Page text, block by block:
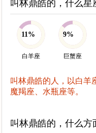
叫林鼎皓的，什么星
11%
白羊座
9%
巨蟹座
叫林鼎皓的人，以白羊
魔羯座、水瓶座等。
叫林鼎皓的，什么方